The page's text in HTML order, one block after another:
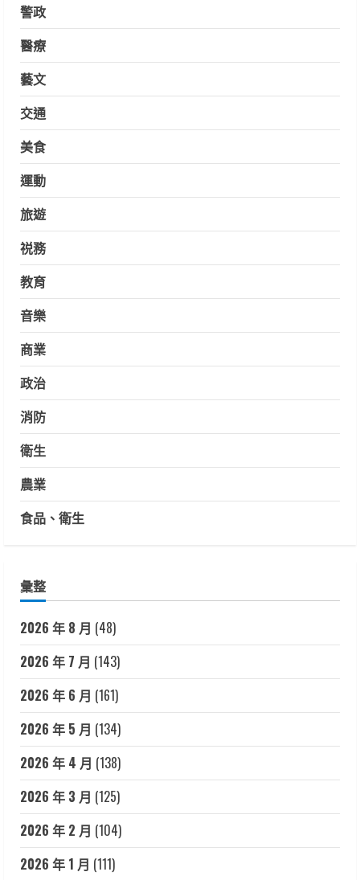
警政
醫療
藝文
交通
美食
運動
旅遊
祱務
教育
音樂
商業
政治
消防
衛生
農業
食品、衛生
彙整
2026 年 8 月 (48)
2026 年 7 月 (143)
2026 年 6 月 (161)
2026 年 5 月 (134)
2026 年 4 月 (138)
2026 年 3 月 (125)
2026 年 2 月 (104)
2026 年 1 月 (111)